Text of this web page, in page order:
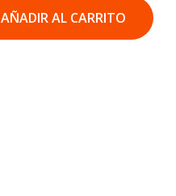
AÑADIR AL CARRITO